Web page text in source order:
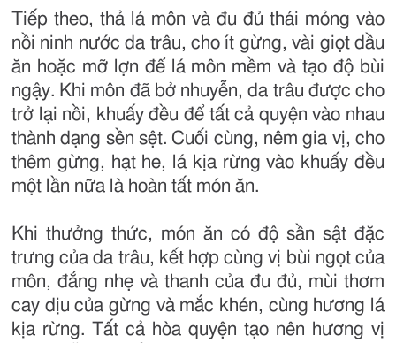
Tiếp theo, thả lá môn và đu đủ thái mỏng vào
nồi ninh nước da trâu, cho ít gừng, vài giọt dầu
ăn hoặc mỡ lợn để lá môn mềm và tạo độ bùi
ngậy. Khi môn đã bở nhuyễn, da trâu được cho
trở lại nồi, khuấy đều để tất cả quyện vào nhau
thành dạng sền sệt. Cuối cùng, nêm gia vị, cho
thêm gừng, hạt he, lá kịa rừng vào khuấy đều
một lần nữa là hoàn tất món ăn.
Khi thưởng thức, món ăn có độ sần sật đặc
trưng của da trâu, kết hợp cùng vị bùi ngọt của
môn, đắng nhẹ và thanh của đu đủ, mùi thơm
cay dịu của gừng và mắc khén, cùng hương lá
kịa rừng. Tất cả hòa quyện tạo nên hương vị